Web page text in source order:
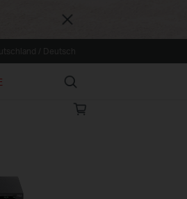
Close
Search
Online